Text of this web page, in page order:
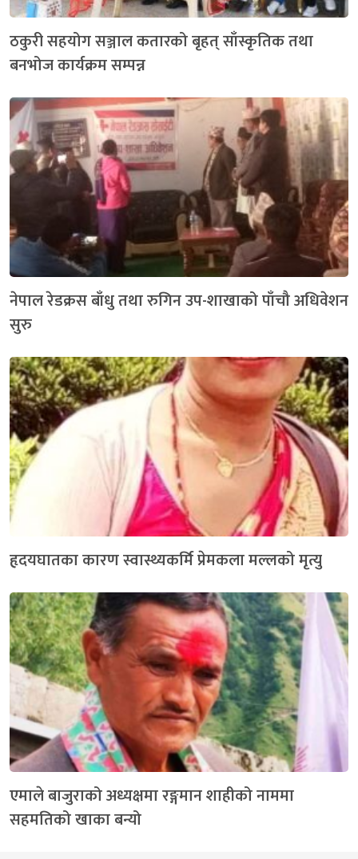
ठकुरी सहयोग सञ्जाल कतारको बृहत् साँस्कृतिक तथा
बनभोज कार्यक्रम सम्पन्न
नेपाल रेडक्रस बाँधु तथा रुगिन उप-शाखाको पाँचौ अधिवेशन
सुरु
हृदयघातका कारण स्वास्थ्यकर्मि प्रेमकला मल्लको मृत्यु
एमाले बाजुराको अध्यक्षमा रङ्गमान शाहीको नाममा
सहमतिको खाका बन्यो